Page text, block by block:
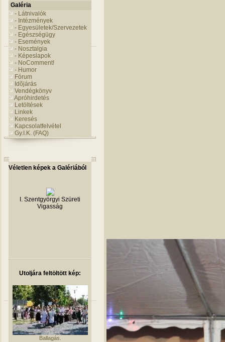
Galéria
- Látnivalók
- Intézmények
- Egyesületek/Szervezetek
- Egészségügy
- Események
- Nosztalgia
- Képeslapok
- NoComment!
- Humor
Fórum
Idõjárás
Vendégkönyv
Apróhirdetés
Letöltések
Linkek
Keresés
Kapcsolatfelvétel
Gy.I.K. (FAQ)
Véletlen képek a Galériából
Családi nap 2024.
Utoljára feltöltött kép:
Ballagás.